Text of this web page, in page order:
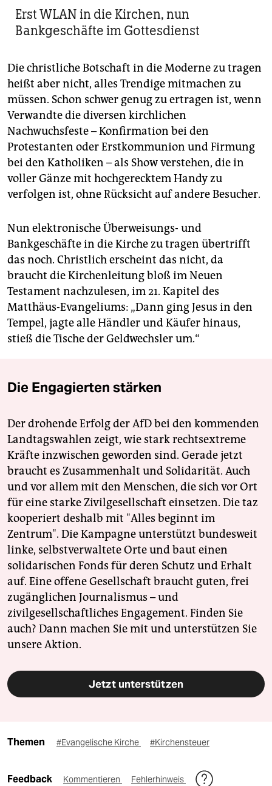
Erst WLAN in die Kirchen, nun
Bankgeschäfte im Gottesdienst
Die christliche Botschaft in die Moderne zu tragen
heißt aber nicht, alles Trendige mitmachen zu
müssen. Schon schwer genug zu ertragen ist, wenn
Verwandte die diversen kirchlichen
Nachwuchsfeste – Konfirmation bei den
Protestanten oder Erstkommunion und Firmung
bei den Katholiken – als Show verstehen, die in
voller Gänze mit hochgerecktem Handy zu
verfolgen ist, ohne Rücksicht auf andere Besucher.
Nun elektronische Überweisungs- und
Bankgeschäfte in die Kirche zu tragen übertrifft
das noch. Christlich erscheint das nicht, da
braucht die Kirchenleitung bloß im Neuen
Testament nachzulesen, im 21. Kapitel des
Matthäus-Evangeliums: „Dann ging Jesus in den
Tempel, jagte alle Händler und Käufer hinaus,
stieß die Tische der Geldwechsler um.“
Die Engagierten stärken
Der drohende Erfolg der AfD bei den kommenden
Landtagswahlen zeigt, wie stark rechtsextreme
Kräfte inzwischen geworden sind. Gerade jetzt
braucht es Zusammenhalt und Solidarität. Auch
und vor allem mit den Menschen, die sich vor Ort
für eine starke Zivilgesellschaft einsetzen. Die taz
kooperiert deshalb mit "Alles beginnt im
Zentrum". Die Kampagne unterstützt bundesweit
linke, selbstverwaltete Orte und baut einen
solidarischen Fonds für deren Schutz und Erhalt
auf. Eine offene Gesellschaft braucht guten, frei
zugänglichen Journalismus – und
zivilgesellschaftliches Engagement. Finden Sie
auch? Dann machen Sie mit und unterstützen Sie
unsere Aktion.
Jetzt unterstützen
Themen #Evangelische Kirche #Kirchensteuer
Feedback Kommentieren Fehlerhinweis